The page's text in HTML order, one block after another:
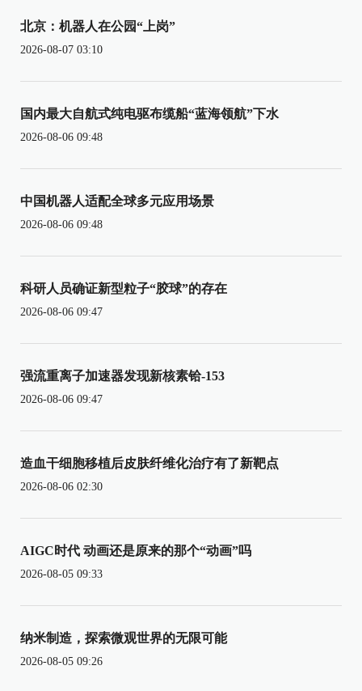
北京：机器人在公园“上岗”
2026-08-07 03:10
国内最大自航式纯电驱布缆船“蓝海领航”下水
2026-08-06 09:48
中国机器人适配全球多元应用场景
2026-08-06 09:48
科研人员确证新型粒子“胶球”的存在
2026-08-06 09:47
强流重离子加速器发现新核素铪-153
2026-08-06 09:47
造血干细胞移植后皮肤纤维化治疗有了新靶点
2026-08-06 02:30
AIGC时代 动画还是原来的那个“动画”吗
2026-08-05 09:33
纳米制造，探索微观世界的无限可能
2026-08-05 09:26